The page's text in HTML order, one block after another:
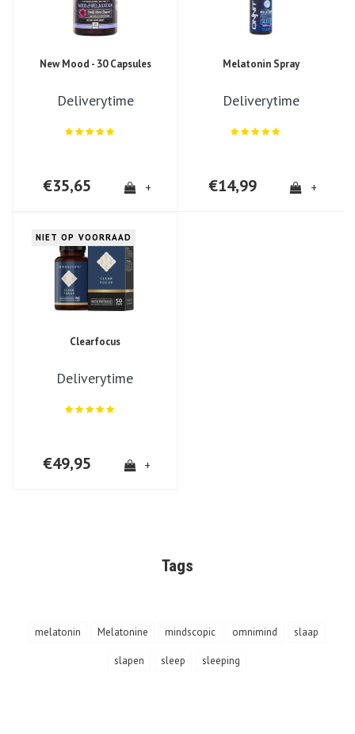
genomen, maar die
Mindscopic heeft
blijkbaar nét de
de hoeveelheden
raad ze iedereen
New Mood - 30 Capsules
Deliverytime
€35,65 +
Melatonin Spray
Deliverytime
€14,99 +
NIET OP VOORRAAD
Clearfocus
Deliverytime
€49,95 +
Tags
melatonin Melatonine mindscopic omnimind slaap
slapen sleep sleeping